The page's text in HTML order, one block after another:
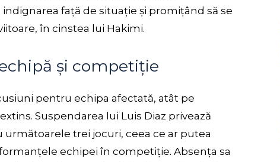
față de situație și promițând să se
în cinstea lui Hakimi.
și competiție
pentru echipa afectată, atât pe
Suspendarea lui Luis Diaz privează
trei jocuri, ceea ce ar putea
echipei în competiție. Absența sa